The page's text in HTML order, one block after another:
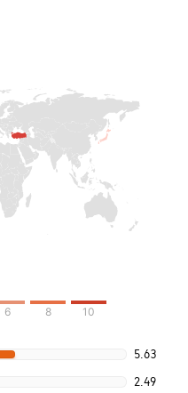
6 8 10
5.63
2.49